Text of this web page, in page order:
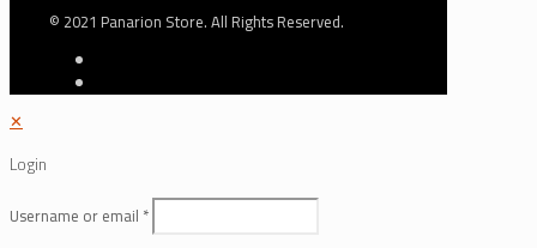
© 2021 Panarion Store. All Rights Reserved.
✕
Login
Username or email *